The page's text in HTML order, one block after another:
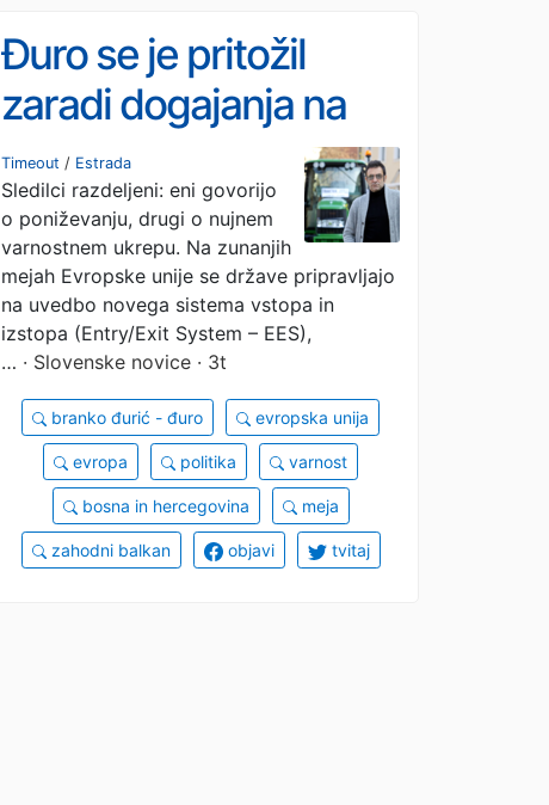
Đuro se je pritožil
zaradi dogajanja na
meji med Bosno in
Hrvaško: »Ponižujoče,
milo rečeno«
Timeout / Estrada
Sledilci razdeljeni: eni govorijo
o poniževanju, drugi o nujnem
varnostnem ukrepu. Na zunanjih
mejah Evropske unije se države pripravljajo
na uvedbo novega sistema vstopa in
izstopa (Entry/Exit System – EES),
… · Slovenske novice · 3t
branko đurić - đuro evropska unija
evropa politika varnost
bosna in hercegovina meja
zahodni balkan objavi tvitaj